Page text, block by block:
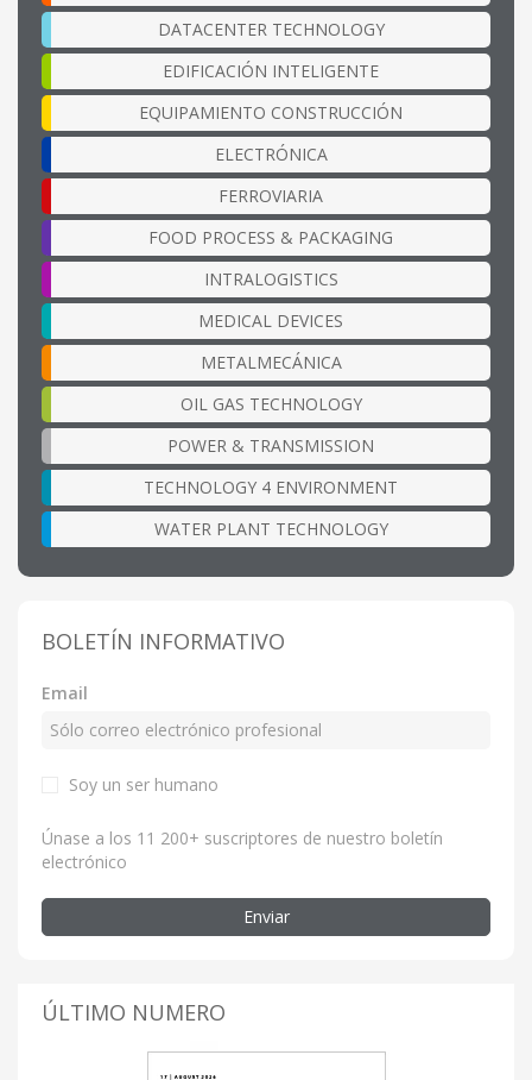
DATACENTER TECHNOLOGY
EDIFICACIÓN INTELIGENTE
EQUIPAMIENTO CONSTRUCCIÓN
ELECTRÓNICA
FERROVIARIA
FOOD PROCESS & PACKAGING
INTRALOGISTICS
MEDICAL DEVICES
METALMECÁNICA
OIL GAS TECHNOLOGY
POWER & TRANSMISSION
TECHNOLOGY 4 ENVIRONMENT
WATER PLANT TECHNOLOGY
BOLETÍN INFORMATIVO
Email
Soy un ser humano
Únase a los 11 200+ suscriptores de nuestro boletín
electrónico
Enviar
ÚLTIMO NUMERO